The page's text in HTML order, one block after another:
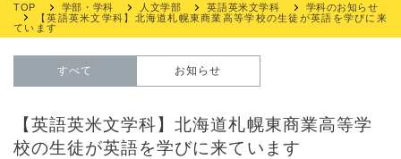
TOP 学部・学科 人文学部 英語英米文学科
学科のお知らせ
【英語英米文学科】北海道札幌東商業高等学校の生徒が英語を学びに来
ています
すべて お知らせ
【英語英米文学科】北海道札幌東商業高等学
校の生徒が英語を学びに来ています